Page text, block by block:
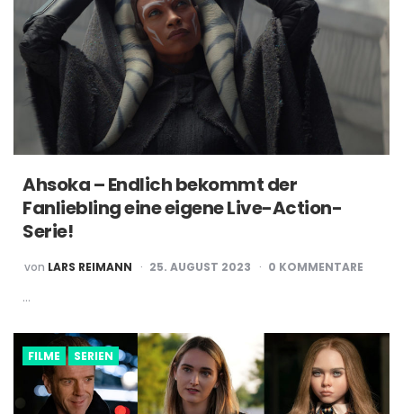
Ahsoka – Endlich bekommt der
Fanliebling eine eigene Live-Action-
Serie!
POSTED
BY
von LARS REIMANN 25. AUGUST 2023 0 KOMMENTARE
…
FILME SERIEN